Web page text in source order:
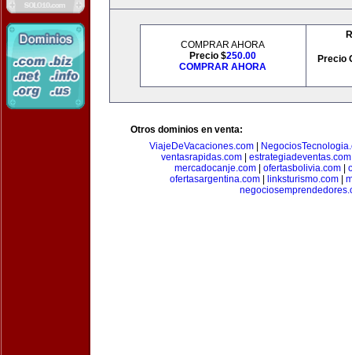
COMPRAR AHORA
Precio $250.00
COMPRAR AHORA
Precio
Otros dominios en venta:
ViajeDeVacaciones.com|
ventasrapidas.com
estrategiadeventas.com
mercadocanje.com
ofertasbolivia.com
ofertasargentina.com| linksturismo.com|